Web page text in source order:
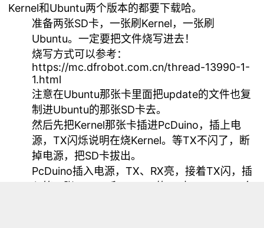
Kernel和Ubuntu两个版本的都要下载哈。
准备两张SD卡，一张刷Kernel，一张刷
Ubuntu。一定要把文件烧写进去！
烧写方式可以参考：
https://mc.dfrobot.com.cn/thread-13990-1-
1.html
注意在Ubuntu那张卡里面把update的文件也复
制进Ubuntu的那张SD卡去。
然后先把Kernel那张卡插进PcDuino，插上电
源，TX闪烁说明在烧Kernel。等TX不闪了，断
掉电源，把SD卡拔出。
PcDuino插入电源，TX、RX亮，接着TX闪，插